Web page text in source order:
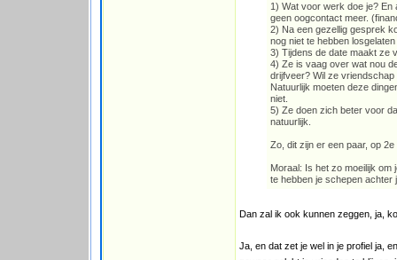
1) Wat voor werk doe je? En
geen oogcontact meer.
2) Na een gezellig gesprek
nog niet te hebben
3) Tijdens de date maakt ze
4) Ze is vaag over wat nou
drijfveer? Wil ze
Natuurlijk moeten deze
niet.
5) Ze doen zich beter voor
natuurlijk.
Zo, dit zijn er een paar, op
Moraal: Is het zo moeilijk om
te hebben je schepen achter
Dan zal ik ook kunnen zeggen, ja,
Ja, en dat zet je wel in je profiel ja,